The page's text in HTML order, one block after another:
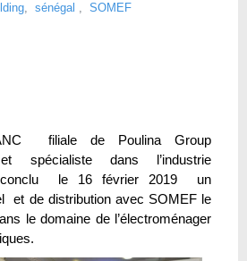
, sénégal , SOMEF
filiale de Poulina Group
spécialiste dans l’industrie
conclu le 16 février 2019 un
et de distribution avec SOMEF le
le domaine de l’électroménager